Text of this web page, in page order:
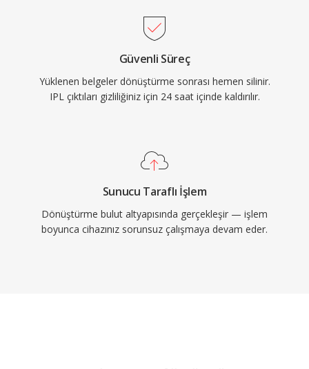
Güvenli Süreç
Yüklenen belgeler dönüştürme sonrası hemen silinir.
IPL çıktıları gizliliğiniz için 24 saat içinde kaldırılır.
Sunucu Taraflı İşlem
Dönüştürme bulut altyapısında gerçekleşir — işlem
boyunca cihazınız sorunsuz çalışmaya devam eder.